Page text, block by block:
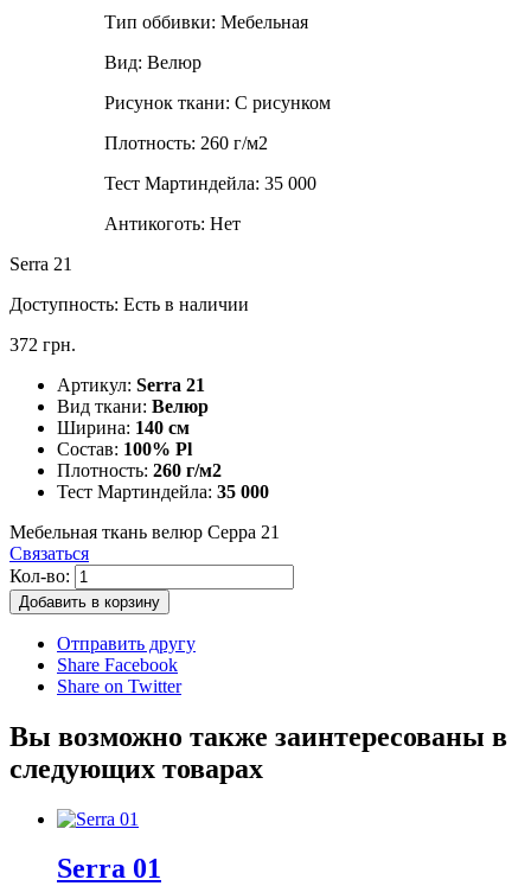
Тип оббивки: Мебельная
Вид: Велюр
Рисунок ткани: С рисунком
Плотность: 260 г/м2
Тест Мартиндейла: 35 000
Антикоготь: Нет
Serra 21
Доступность: Есть в наличии
372 грн.
Артикул: Serra 21
Вид ткани: Велюр
Ширина: 140 см
Состав: 100% Pl
Плотность: 260 г/м2
Тест Мартиндейла: 35 000
Мебельная ткань велюр Серра 21
Связаться
Кол-во:
Добавить в корзину
Отправить другу
Share Facebook
Share on Twitter
Вы возможно также заинтересованы в
следующих товарах
Serra 01